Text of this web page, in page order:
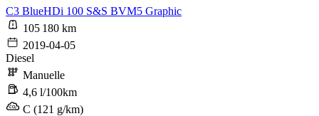
C3 BlueHDi 100 S&S BVM5 Graphic
105 180 km
2019-04-05
Diesel
Manuelle
4,6 l/100km
C (121 g/km)